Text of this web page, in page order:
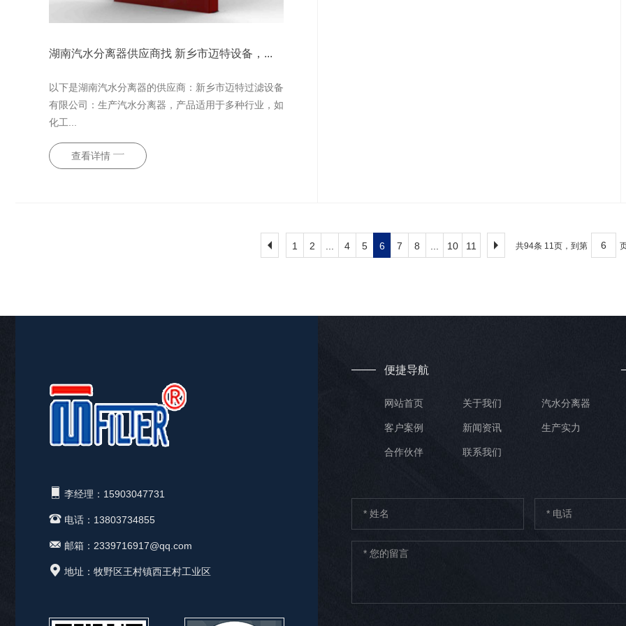
湖南汽水分离器供应商找 新乡市迈特设备，...
以下是湖南汽水分离器的供应商：新乡市迈特过滤设备
有限公司：生产汽水分离器，产品适用于多种行业，如
化工...
查看详情
1 2 ... 4 5 6 7 8 ... 10 11 共94条 11页，到第
李经理：15903047731
电话：13803734855
邮箱：2339716917@qq.com
地址：牧野区王村镇西王村工业区
便捷导航
网站首页 关于我们 汽水分离器
客户案例 新闻资讯 生产实力
合作伙伴 联系我们